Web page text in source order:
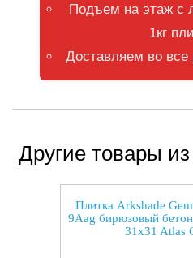
Подъем на этаж с
1кг
Доставляем во все
Другие товары
Плитка Arkshade
9Aag бирюзовый
31x31 Atlas